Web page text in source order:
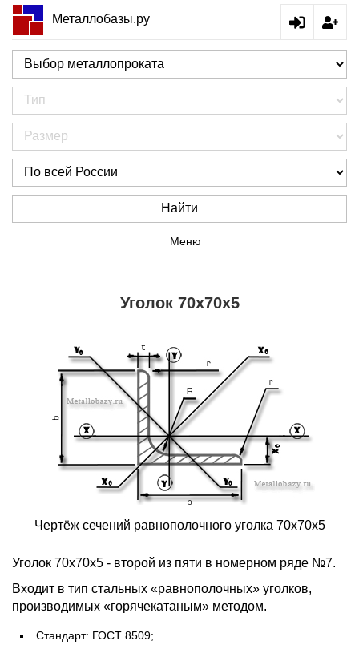
Металлобазы.ру
Найти
Меню
Уголок 70х70х5
Чертёж сечений равнополочного уголка 70х70х5
Уголок 70х70х5 - второй из пяти в номерном ряде №7.
Входит в тип стальных «равнополочных» уголков,
производимых «горячекатаным» методом.
Стандарт: ГОСТ 8509;